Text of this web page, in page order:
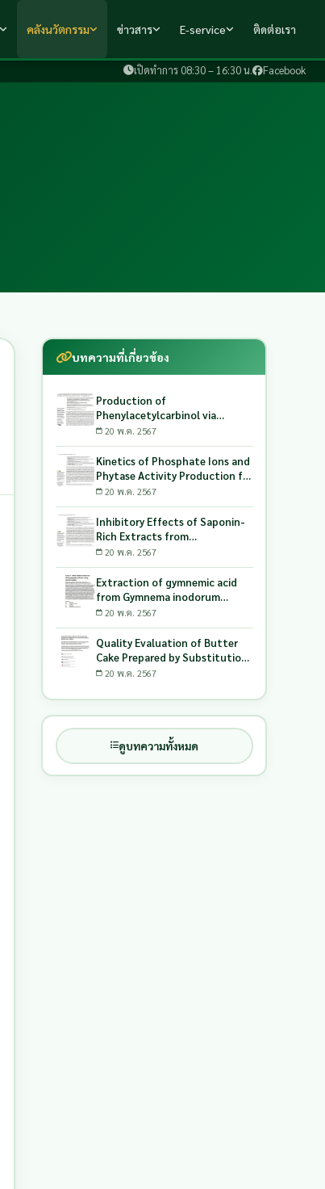
เปิดทำการ 08:30 – 16:30 น. Facebook
คลังนวัตกรรม ข่าวสาร E-service ติดต่อเรา
บทความที่เกี่ยวข้อง
Production of
Phenylacetylcarbinol via
Biotransformation Using the
Co-Culture of Candida
tropicalis TISTR 5306 and
Saccharomyces cerevisiae
TISTR 5606 as the Biocatalyst
20 พ.ค. 2567
Kinetics of Phosphate Ions and
Phytase Activity Production for
Lactic Acid-Producing Bacteria
Utilizing Milling and Whitening
Stages Rice Bran as Biopolymer
Substrates
20 พ.ค. 2567
Inhibitory Effects of Saponin-
Rich Extracts from
Pouteriacambodiana against
Digestive Enzymes a-
Glucosidase and Pancreatic
Lipase
20 พ.ค. 2567
Extraction of gymnemic acid
from Gymnema inodorum
(Lour.) Decne. leaves and
production of dry powder
extract using maltodextrin
20 พ.ค. 2567
Quality Evaluation of Butter
Cake Prepared by Substitution
of Wheat Flour with Green
20 พ.ค. 2567
ดูบทความทั้งหมด